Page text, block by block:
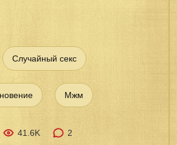
Случайный секс
Мжм
41.6K 2